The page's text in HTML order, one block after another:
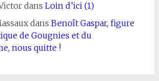
dans Loin d’ici (1)
dans Benoît Gaspar, figure
de Gougnies et du
nous quitte !